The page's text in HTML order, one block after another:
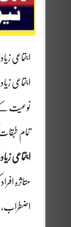
اجتماعی
اجتماعی
نوعیت کے
تمام
اجتماعی
متاثرہ